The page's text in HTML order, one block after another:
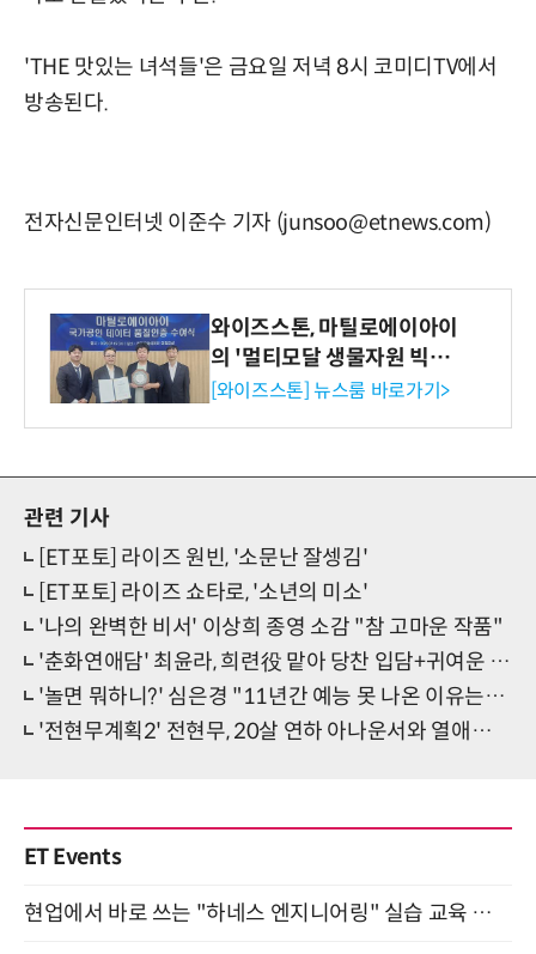
'THE 맛있는 녀석들'은 금요일 저녁 8시 코미디TV에서
방송된다.
전자신문인터넷 이준수 기자 (junsoo@etnews.com)
와이즈스톤, 마틸로에이아이
의 '멀티모달 생물자원 빅데
이터'에 DQ인증 최고 등급
[와이즈스톤] 뉴스룸 바로가기>
관련 기사
[ET포토] 라이즈 원빈, '소문난 잘셍김'
[ET포토] 라이즈 쇼타로, '소년의 미소'
'나의 완벽한 비서' 이상희 종영 소감 "참 고마운 작품"
'춘화연애담' 최윤라, 희련役 맡아 당찬 입담+귀여운 매력
'놀면 뭐하니?' 심은경 "11년간 예능 못 나온 이유는…"
'전현무계획2' 전현무, 20살 연하 아나운서와 열애설에 "그 친구에게 미안…"
ET Events
현업에서 바로 쓰는 "하네스 엔지니어링" 실습 교육 워크숍 8월 20일 개최